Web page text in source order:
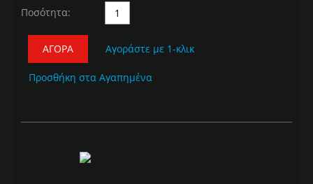
Ποσότητα:
ΑΓΟΡΆ Αγοράστε με 1-κλικ
Προσθήκη στα Αγαπημένα